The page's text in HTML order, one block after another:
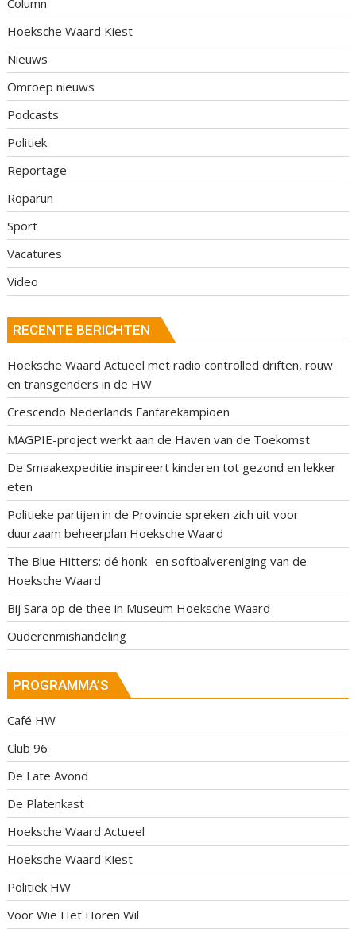
Hoeksche Waard Kiest
Nieuws
Omroep nieuws
Podcasts
Politiek
Reportage
Roparun
Sport
Vacatures
Video
RECENTE BERICHTEN
Hoeksche Waard Actueel met radio controlled driften, rouw
en transgenders in de HW
Crescendo Nederlands Fanfarekampioen
MAGPIE-project werkt aan de Haven van de Toekomst
De Smaakexpeditie inspireert kinderen tot gezond en lekker
eten
Politieke partijen in de Provincie spreken zich uit voor
duurzaam beheerplan Hoeksche Waard
The Blue Hitters: dé honk- en softbalvereniging van de
Hoeksche Waard
Bij Sara op de thee in Museum Hoeksche Waard
Ouderenmishandeling
PROGRAMMA’S
Café HW
Club 96
De Late Avond
De Platenkast
Hoeksche Waard Actueel
Hoeksche Waard Kiest
Politiek HW
Voor Wie Het Horen Wil